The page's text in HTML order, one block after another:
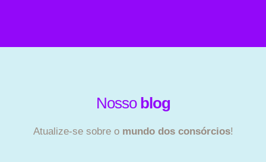
Nosso blog
Atualize-se sobre o mundo dos consórcios!